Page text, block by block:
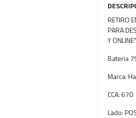
RETIRO
PARA
Y
Bateria
Marca:
CCA: 670
Lado: